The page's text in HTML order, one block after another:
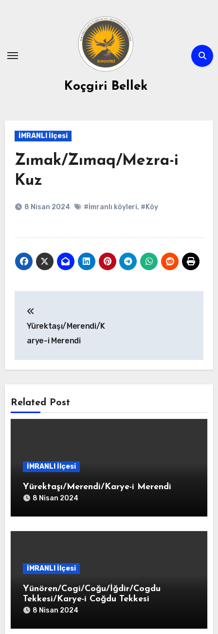
Koçgiri Bellek
İMRANLI İlçesi
Zımak/Zımaq/Mezra-i
Kuz
8 Nisan 2024 #İmranlı köyleri, #Köy
gezinmesi
Yürektaşı/Merendi/K
arye-i Merendi
Related Post
İMRANLI İlçesi
Yürektaşı/Merendi/Karye-i Merendi
8 Nisan 2024
İMRANLI İlçesi
Yünören/Cogi/Coğu/İğdir/Cogdu
Tekkesi/Karye-i Coğdu Tekkesi
8 Nisan 2024